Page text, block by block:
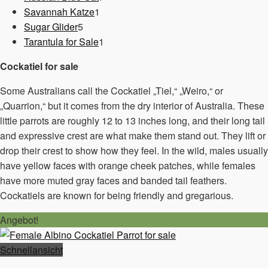
Savannah Katze1
Sugar Glider55
Produkte
Tarantula for Sale1
Cockatiel for sale
Some Australians call the Cockatiel „Tiel,“ „Weiro,“ or
„Quarrion,“ but it comes from the dry interior of Australia. These
little parrots are roughly 12 to 13 inches long, and their long tail
and expressive crest are what make them stand out. They lift or
drop their crest to show how they feel. In the wild, males usually
have yellow faces with orange cheek patches, while females
have more muted gray faces and banded tail feathers.
Cockatiels are known for being friendly and gregarious.
Angebot!
Schnellansicht